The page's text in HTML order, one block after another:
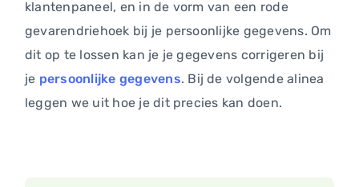
klantenpaneel, en in de vorm van een rode
gevarendriehoek bij je persoonlijke gegevens. Om
dit op te lossen kan je je gegevens corrigeren bij
je persoonlijke gegevens. Bij de volgende alinea
leggen we uit hoe je dit precies kan doen.